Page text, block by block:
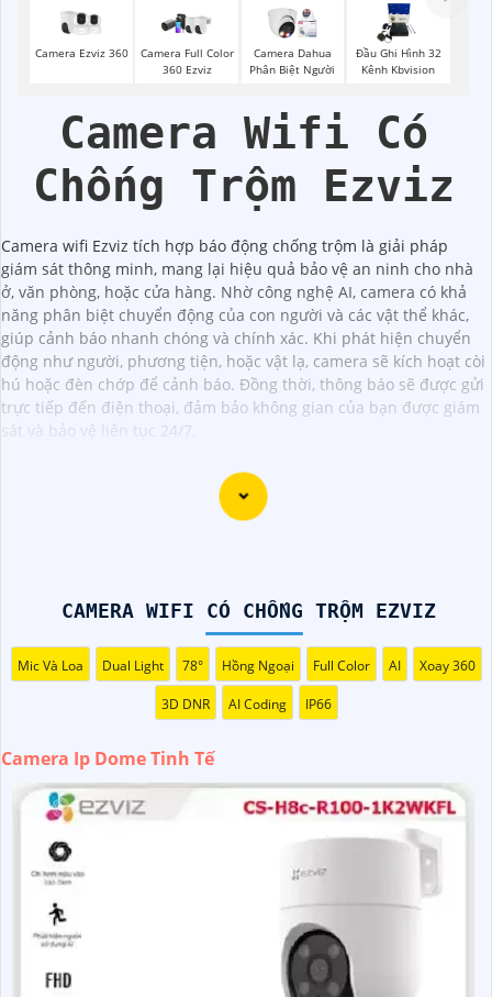
Camera Ezviz 360
Camera Full Color
360 Ezviz
Camera Dahua
Phân Biệt Người
Đầu Ghi Hình 32
Kênh Kbvision
Camera Wifi Có
Chống Trộm Ezviz
Camera wifi Ezviz tích hợp báo động chống trộm là giải pháp
giám sát thông minh, mang lại hiệu quả bảo vệ an ninh cho nhà
ở, văn phòng, hoặc cửa hàng. Nhờ công nghệ AI, camera có khả
năng phân biệt chuyển động của con người và các vật thể khác,
giúp cảnh báo nhanh chóng và chính xác. Khi phát hiện chuyển
động như người, phương tiện, hoặc vật lạ, camera sẽ kích hoạt còi
hú hoặc đèn chớp để cảnh báo. Đồng thời, thông báo sẽ được gửi
trực tiếp đến điện thoại, đảm bảo không gian của bạn được giám
sát và bảo vệ liên tục 24/7.
CAMERA WIFI CÓ CHỐNG TRỘM EZVIZ
Mic Và Loa Dual Light 78° Hồng Ngoại Full Color AI Xoay 360
3D DNR AI Coding IP66
Camera Ip Dome Tinh Tế